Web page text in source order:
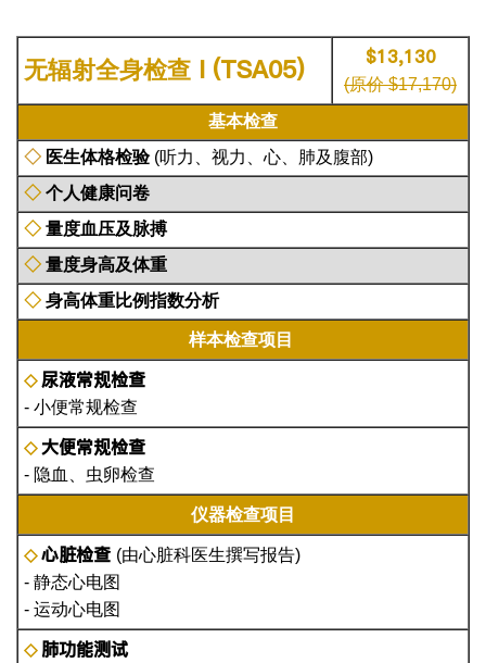
无辐射全身检查 I (TSA05) $13,130
(原价 $17,170)
基本检查
◇ 医生体格检验(听力、视力、心、肺及腹部)
◇ 个人健康问卷
◇ 量度血压及脉搏
◇ 量度身高及体重
◇ 身高体重比例指数分析
样本检查项目
◇ 尿液常规检查
- 小便常规检查
◇大便常规检查
- 隐血、虫卵检查
仪器检查项目
◇心脏检查 (由心脏科医生撰写报告)
- 静态心电图
- 运动心电图
◇ 肺功能测试